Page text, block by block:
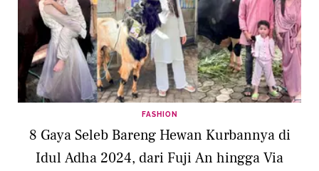
FASHION
8 Gaya Seleb Bareng Hewan Kurbannya di
Idul Adha 2024, dari Fuji An hingga Via